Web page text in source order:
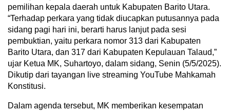
pemilihan kepala daerah untuk Kabupaten Barito Utara.
“Terhadap perkara yang tidak diucapkan putusannya pada
sidang pagi hari ini, berarti harus lanjut pada sesi
pembuktian, yaitu perkara nomor 313 dari Kabupaten
Barito Utara, dan 317 dari Kabupaten Kepulauan Talaud,”
ujar Ketua MK, Suhartoyo, dalam sidang, Senin (5/5/2025).
Dikutip dari tayangan live streaming YouTube Mahkamah
Konstitusi.
Dalam agenda tersebut, MK memberikan kesempatan